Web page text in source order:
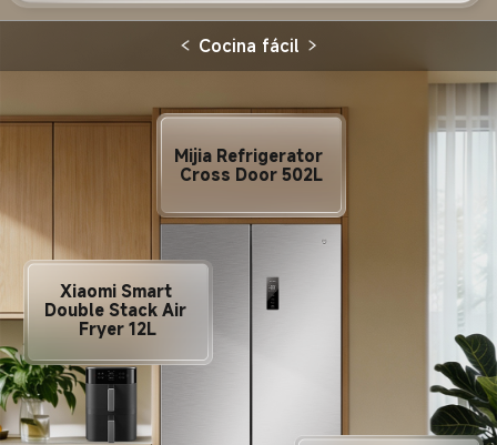
Cocina fácil
Mijia Refrigerator
Cross Door 502L
Xiaomi Smart
Double Stack Air
Fryer 12L